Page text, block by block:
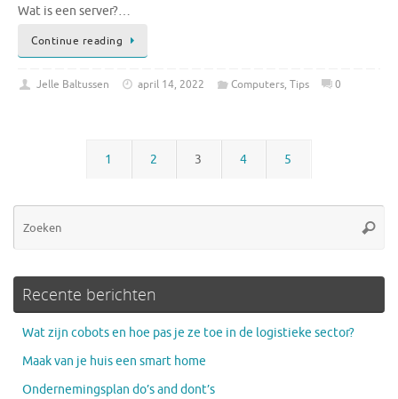
Wat is een server?…
Continue reading
Jelle Baltussen april 14, 2022 Computers, Tips 0
1 2 3 4 5
Recente berichten
Wat zijn cobots en hoe pas je ze toe in de logistieke sector?
Maak van je huis een smart home
Ondernemingsplan do’s and dont’s